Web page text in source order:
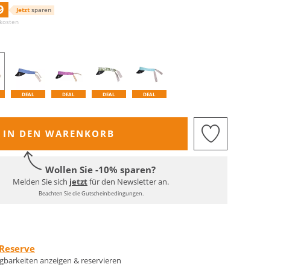
Jetzt sparen
DEAL DEAL DEAL DEAL
IN DEN WARENKORB
Wollen Sie -10% sparen?
Melden Sie sich jetztfür den Newsletter an.
Beachten Sie die Gutscheinbedingungen.
anzeigen & reservieren